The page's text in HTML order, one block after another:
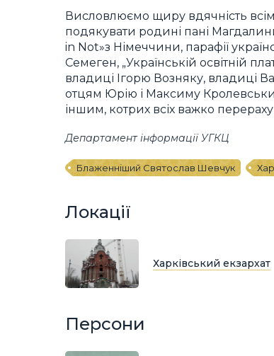
Висловлюємо щиру вдячність
подякувати родині пані
in Not»з Німеччини, парафії
Семеген, „Українській освітній
владиці Ігорю Возняку, владиці
отцям Юрію і Максиму
іншим, котрих всіх важко
Департамент інформації УГКЦ
Блаженніший Святослав Шевчук
Локації
Харківський екзархат
Персони